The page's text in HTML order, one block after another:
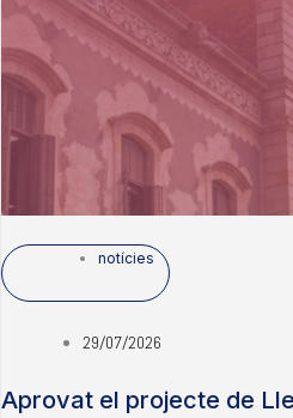
notícies
29/07/2026
Aprovat el projecte de